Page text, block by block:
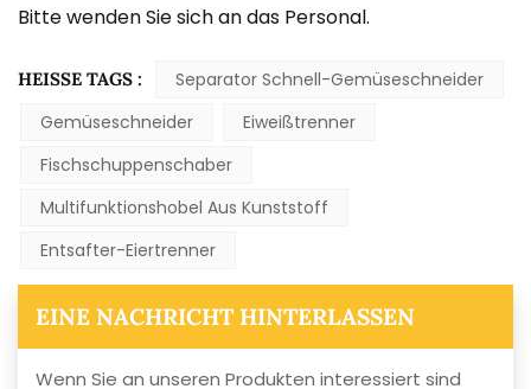
Bitte wenden Sie sich an das Personal.
HEISSE TAGS :
Separator Schnell-Gemüseschneider
Gemüseschneider
Eiweißtrenner
Fischschuppenschaber
Multifunktionshobel Aus Kunststoff
Entsafter-Eiertrenner
EINE NACHRICHT HINTERLASSEN
Wenn Sie an unseren Produkten interessiert sind